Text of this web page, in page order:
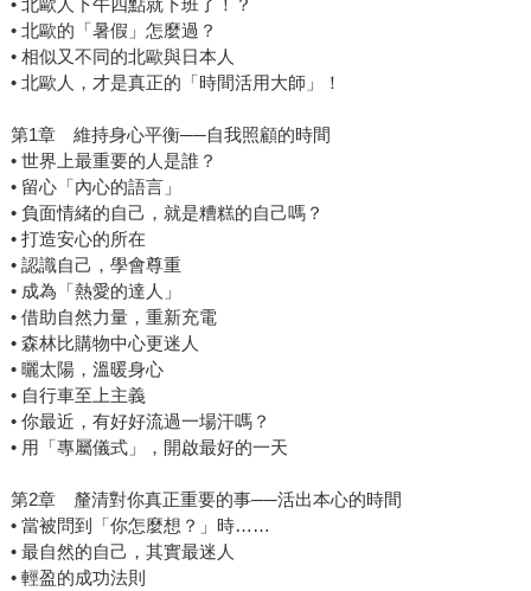
• 北歐的「暑假」怎麼過？
• 相似又不同的北歐與日本人
• 北歐人，才是真正的「時間活用大師」！
第1章 維持身心平衡──自我照顧的時間
• 世界上最重要的人是誰？
• 留心「內心的語言」
• 負面情緒的自己，就是糟糕的自己嗎？
• 打造安心的所在
• 認識自己，學會尊重
• 成為「熱愛的達人」
• 借助自然力量，重新充電
• 森林比購物中心更迷人
• 曬太陽，溫暖身心
• 自行車至上主義
• 你最近，有好好流過一場汗嗎？
• 用「專屬儀式」，開啟最好的一天
第2章 釐清對你真正重要的事──活出本心的時間
• 當被問到「你怎麼想？」時……
• 最自然的自己，其實最迷人
• 輕盈的成功法則